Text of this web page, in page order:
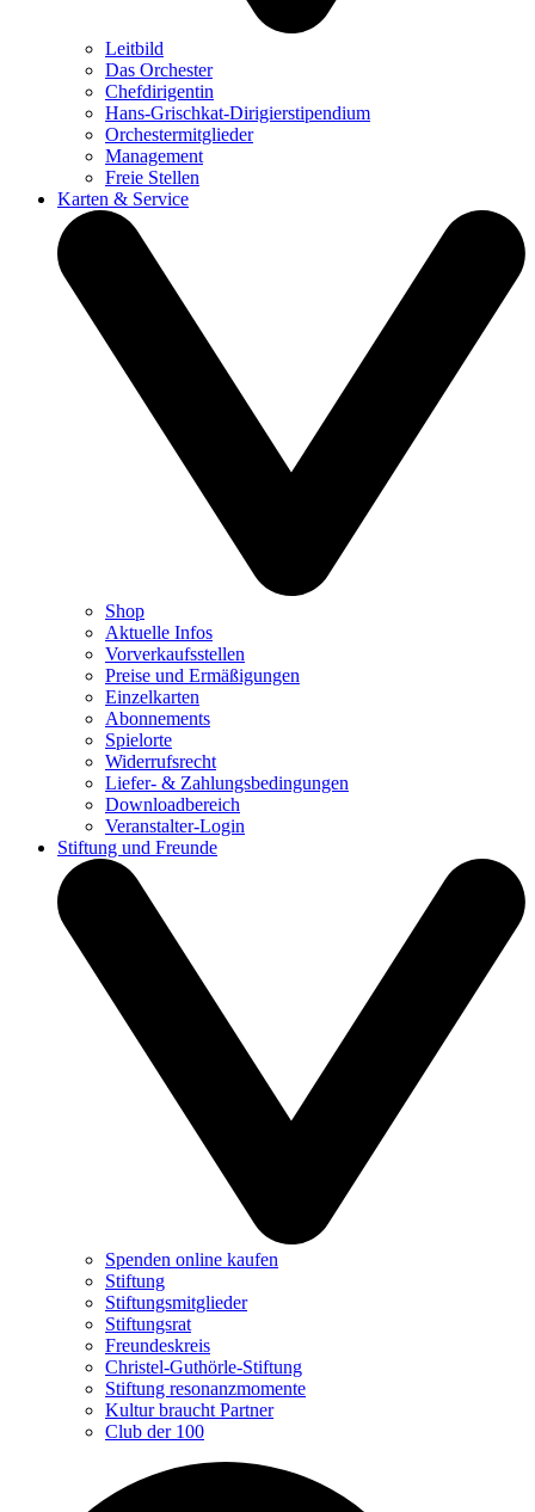
Leitbild
Das Orchester
Chefdirigentin
Hans-Grischkat-Dirigierstipendium
Orchestermitglieder
Management
Freie Stellen
Karten & Service
Shop
Aktuelle Infos
Vorverkaufsstellen
Preise und Ermäßigungen
Einzelkarten
Abonnements
Spielorte
Widerrufsrecht
Liefer- & Zahlungsbedingungen
Downloadbereich
Veranstalter-Login
Stiftung und Freunde
Spenden online kaufen
Stiftung
Stiftungsmitglieder
Stiftungsrat
Freundeskreis
Christel-Guthörle-Stiftung
Stiftung resonanzmomente
Kultur braucht Partner
Club der 100